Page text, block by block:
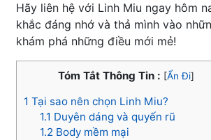
Hãy liên hệ với Linh Miu ngay hôm
khắc đáng nhớ và thả mình vào
khám phá những điều mới mẻ!
Tóm Tắt Thông Tin : [Ẩn Đi]
1 Tại sao nên chọn Linh Miu?
1.1 Duyên dáng và quyến rũ
1.2 Body mềm mại